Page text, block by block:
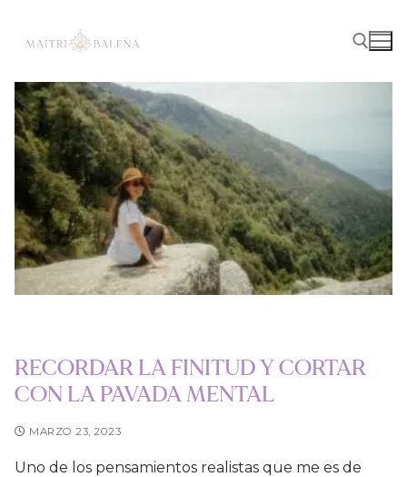
RECORDAR LA FINITUD Y CORTAR
CON LA PAVADA MENTAL
MARZO 23, 2023
Uno de los pensamientos realistas que me es de